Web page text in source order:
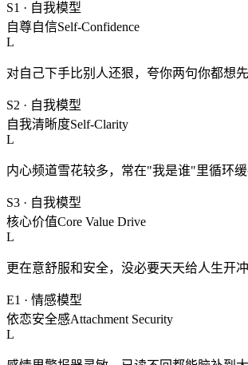
S1 · 自我模型
自尊自信Self-Confidence
L
对自己下手比别人还狠，夸你两句你都想先
S2 · 自我模型
自我清晰度Self-Clarity
L
内心频道雪花较多，常在"我是谁"里循环缓
S3 · 自我模型
核心价值Core Value Drive
L
更在意舒服和安全，没必要天天给人生开冲
E1 · 情感模型
依恋安全感Attachment Security
L